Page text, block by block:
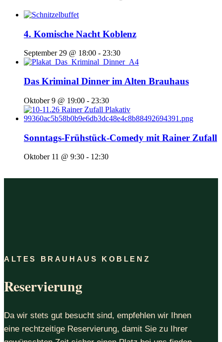
4. Komische Nacht Koblenz
September 29 @ 18:00 - 23:30
Das Kriminal Dinner im Alten Brauhaus
Oktober 9 @ 19:00 - 23:30
Sonntags-Frühstück-Comedy mit Rainer Zufall
Oktober 11 @ 9:30 - 12:30
ALTES BRAUHAUS KOBLENZ
Reservierung
Da wir stets gut besucht sind, empfehlen wir Ihnen
eine rechtzeitige Reservierung, damit Sie zu Ihrer